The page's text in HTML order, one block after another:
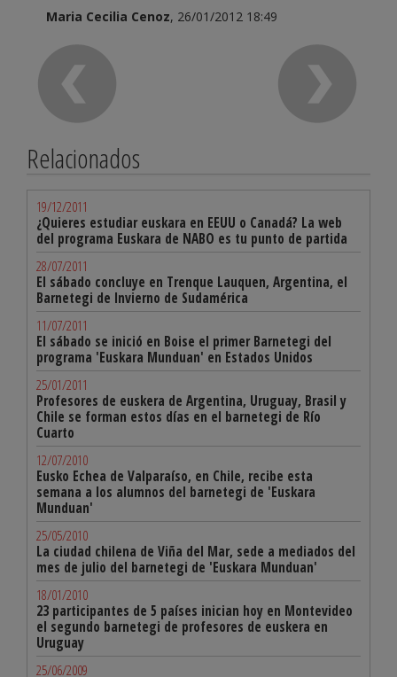
Maria Cecilia Cenoz, 26/01/2012 18:49
Relacionados
19/12/2011
¿Quieres estudiar euskara en EEUU o Canadá? La web
del programa Euskara de NABO es tu punto de partida
28/07/2011
El sábado concluye en Trenque Lauquen, Argentina, el
Barnetegi de Invierno de Sudamérica
11/07/2011
El sábado se inició en Boise el primer Barnetegi del
programa 'Euskara Munduan' en Estados Unidos
25/01/2011
Profesores de euskera de Argentina, Uruguay, Brasil y
Chile se forman estos días en el barnetegi de Río
Cuarto
12/07/2010
Eusko Echea de Valparaíso, en Chile, recibe esta
semana a los alumnos del barnetegi de 'Euskara
Munduan'
25/05/2010
La ciudad chilena de Viña del Mar, sede a mediados del
mes de julio del barnetegi de 'Euskara Munduan'
18/01/2010
23 participantes de 5 países inician hoy en Montevideo
el segundo barnetegi de profesores de euskera en
Uruguay
25/06/2009